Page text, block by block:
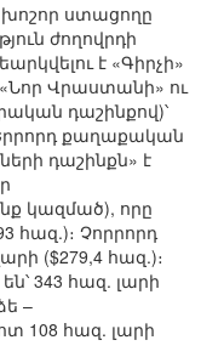
խոշոր ստացողը
ժողովրդի
է «Գիրչի»
Վրաստանի» ու
դաշինքով)՝
Երրորդ քաղաքական
դաշինքն» է
կազմած), որը
հազ.)։ Չորրորդ
($279,4 հազ.)։
343 հազ. լարի
–
108 հազ. լարի